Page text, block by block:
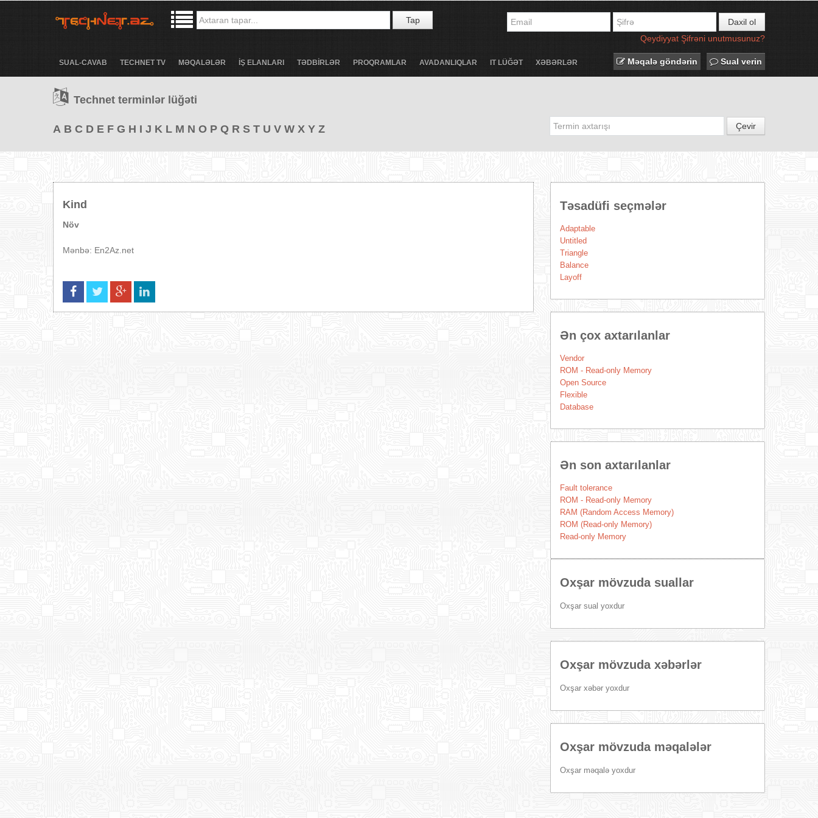
Tap
Daxil ol
Qeydiyyat Şifrəni unutmusunuz?
SUAL-CAVAB TECHNET TV MƏQALƏLƏR İŞ ELANLARI TƏDBİRLƏR PROQRAMLAR AVADANLIQLAR IT LÜĞƏT XƏBƏRLƏR Məqalə göndərin Sual verin
Technet terminlər lüğəti
A B C D E F G H I J K L M N O P Q R S T U V W X Y Z Çevir
Kind
Növ
Mənbə: En2Az.net
Təsadüfi seçmələr
Adaptable
Untitled
Triangle
Balance
Layoff
Ən çox axtarılanlar
Vendor
ROM - Read-only Memory
Open Source
Flexible
Database
Ən son axtarılanlar
Fault tolerance
ROM - Read-only Memory
RAM (Random Access Memory)
ROM (Read-only Memory)
Read-only Memory
Oxşar mövzuda suallar
Oxşar sual yoxdur
Oxşar mövzuda xəbərlər
Oxşar xəbər yoxdur
Oxşar mövzuda məqalələr
Oxşar məqalə yoxdur